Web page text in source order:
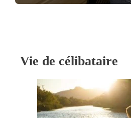
Vie de célibataire